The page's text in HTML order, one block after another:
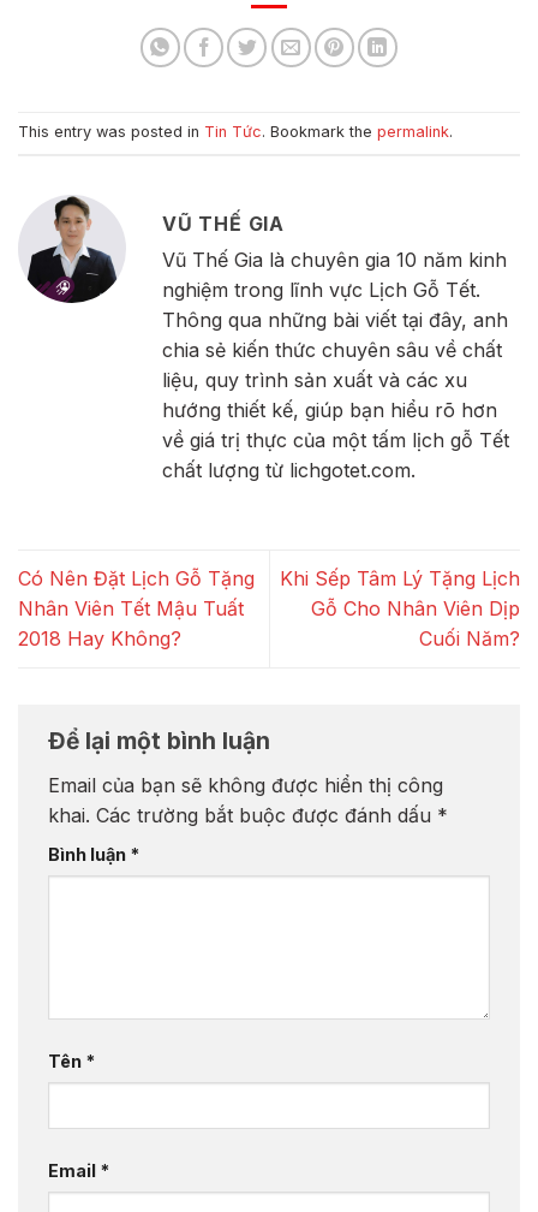
This entry was posted in Tin Tức. Bookmark the permalink.
VŨ THẾ GIA
Vũ Thế Gia là chuyên gia 10 năm kinh
nghiệm trong lĩnh vực Lịch Gỗ Tết.
Thông qua những bài viết tại đây, anh
chia sẻ kiến thức chuyên sâu về chất
liệu, quy trình sản xuất và các xu
hướng thiết kế, giúp bạn hiểu rõ hơn
về giá trị thực của một tấm lịch gỗ Tết
chất lượng từ lichgotet.com.
Có Nên Đặt Lịch Gỗ Tặng
Nhân Viên Tết Mậu Tuất
2018 Hay Không?
Khi Sếp Tâm Lý Tặng Lịch
Gỗ Cho Nhân Viên Dịp
Cuối Năm?
Để lại một bình luận
Email của bạn sẽ không được hiển thị công
khai. Các trường bắt buộc được đánh dấu *
Bình luận *
Tên *
Email *